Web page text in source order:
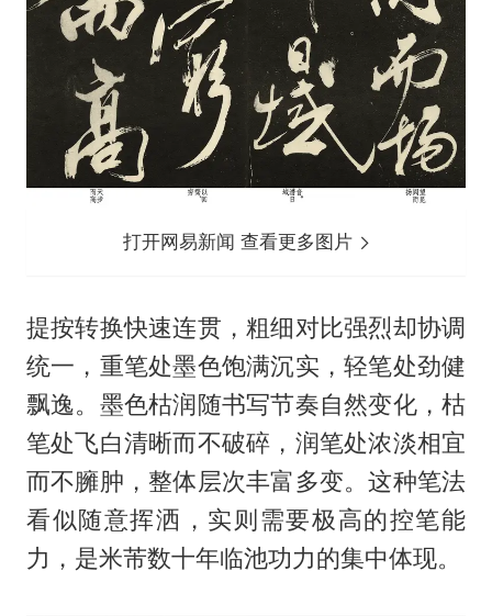
打开网易新闻 查看更多图片
提按转换快速连贯，粗细对比强烈却协调
统一，重笔处墨色饱满沉实，轻笔处劲健
飘逸。墨色枯润随书写节奏自然变化，枯
笔处飞白清晰而不破碎，润笔处浓淡相宜
而不臃肿，整体层次丰富多变。这种笔法
看似随意挥洒，实则需要极高的控笔能
力，是米芾数十年临池功力的集中体现。